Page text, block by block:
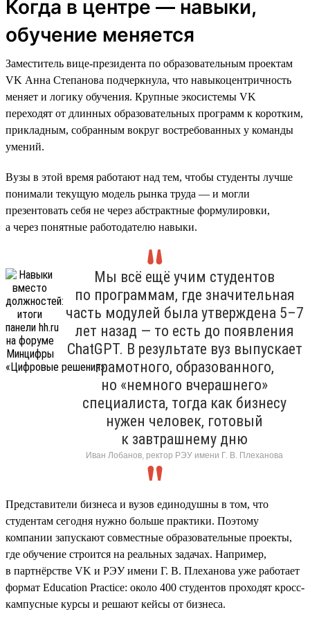
Когда в центре — навыки,
обучение меняется
Заместитель вице-президента по образовательным проектам
VK Анна Степанова подчеркнула, что навыкоцентричность
меняет и логику обучения. Крупные экосистемы VK
переходят от длинных образовательных программ к коротким,
прикладным, собранным вокруг востребованных у команды
умений.
Вузы в этой время работают над тем, чтобы студенты лучше
понимали текущую модель рынка труда — и могли
презентовать себя не через абстрактные формулировки,
а через понятные работодателю навыки.
Мы всё ещё учим студентов
по программам, где значительная
часть модулей была утверждена 5–7
лет назад — то есть до появления
ChatGPT. В результате вуз выпускает
грамотного, образованного,
но «немного вчерашнего»
специалиста, тогда как бизнесу
нужен человек, готовый
к завтрашнему дню
Иван Лобанов, ректор РЭУ имени Г. В. Плеханова
Представители бизнеса и вузов единодушны в том, что
студентам сегодня нужно больше практики. Поэтому
компании запускают совместные образовательные проекты,
где обучение строится на реальных задачах. Например,
в партнёрстве VK и РЭУ имени Г. В. Плеханова уже работает
формат Education Practice: около 400 студентов проходят кросс-
кампусные курсы и решают кейсы от бизнеса.